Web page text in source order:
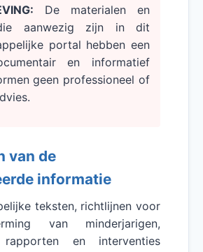
De materialen en
aanwezig zijn in dit
portal hebben een
en informatief
geen professioneel of
van de
informatie
teksten, richtlijnen voor
van minderjarigen,
rapporten en interventies